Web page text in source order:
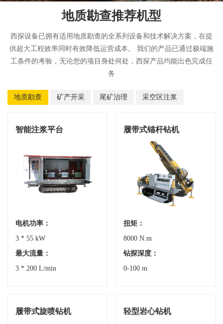
地质勘查推荐机型
西探设备已拥有适用地质勘查的全系列设备和技术解决方案，在提
供超大工程效率同时有效降低运营成本。 我们的产品已通过极端施
工条件的考验，无论您的项目身处何处，西探产品均能出色完成任
务
地质勘查 矿产开采 尾矿治理 采空区注浆
智能注浆平台
电机功率：
3 * 55 kW
最大流量：
3 * 200 L/min
履带式锚杆钻机
扭矩：
8000 N.m
钻探深度：
0-100 m
履带式旋喷钻机 轻型岩心钻机